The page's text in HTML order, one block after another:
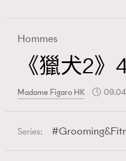
Fashion
Art
Hommes
《獵犬2
Madame Figaro HK
Series: